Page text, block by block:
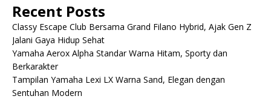
Recent Posts
Classy Escape Club Bersama Grand Filano Hybrid, Ajak Gen Z
Jalani Gaya Hidup Sehat
Yamaha Aerox Alpha Standar Warna Hitam, Sporty dan
Berkarakter
Tampilan Yamaha Lexi LX Warna Sand, Elegan dengan
Sentuhan Modern